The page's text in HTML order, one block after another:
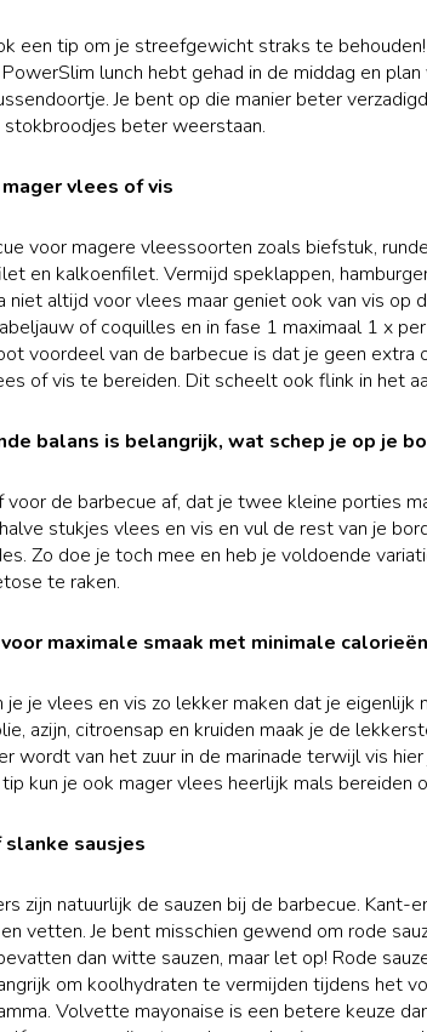
een tip om je streefgewicht straks te
lunch hebt gehad in de middag en
Je bent op die manier beter
beter weerstaan.
vlees of vis
voor magere vleessoorten zoals biefstuk,
en kalkoenfilet. Vermijd speklappen,
niet altijd voor vlees maar geniet ook van vis op
of coquilles en in fase 1 maximaal 1 x
voordeel van de barbecue is dat je geen extra
of vis te bereiden. Dit scheelt ook flink in het
balans is belangrijk, wat schep je op je
de barbecue af, dat je twee kleine porties
stukjes vlees en vis en vul de rest van je
Zo doe je toch mee en heb je voldoende
te raken.
maximale smaak met minimale calorieën
je je vlees en vis zo lekker maken dat je eigenlijk
azijn, citroensap en kruiden maak je de
wordt van het zuur in de marinade terwijl vis
kun je ook mager vlees heerlijk mals bereiden
sausjes
zijn natuurlijk de sauzen bij de barbecue. Kant-
vetten. Je bent misschien gewend om rode
dan witte sauzen, maar let op! Rode
om koolhydraten te vermijden tijdens het
Volvette mayonaise is een betere keuze